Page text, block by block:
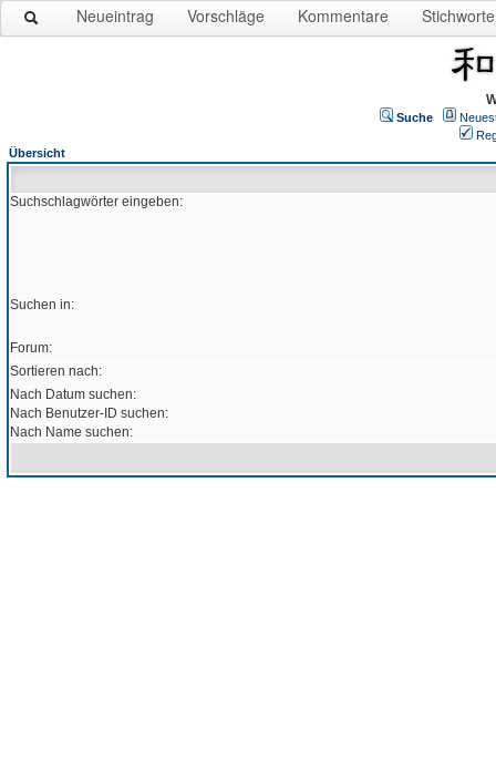
Neueintrag Vorschläge Kommentare Stichworte
Suche
Übersicht
Suchschlagwörter eingeben:
Suchen in:
Forum:
Sortieren nach:
Nach Datum suchen:
Nach Benutzer-ID suchen:
Nach Name suchen: